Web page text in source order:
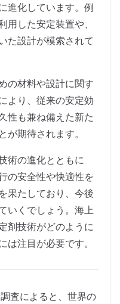
進化しています。例
用した安定装置や、
た設計が模索されて
の材料や設計に関す
より、従来の安定効
性も兼ね備えた新た
期待されます。
術の進化とともに
の安全性や快適性を
果たしており、今後
いくでしょう。海上
剤技術がどのように
注目が必要です。
査によると、世界の